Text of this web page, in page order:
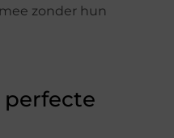
zonder hun
perfecte